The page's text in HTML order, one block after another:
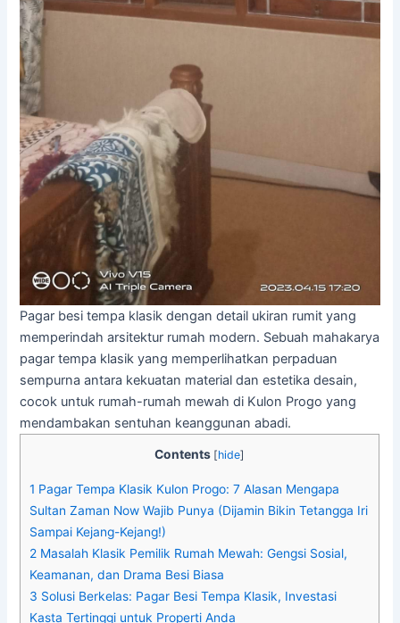
Pagar besi tempa klasik dengan detail ukiran rumit yang
memperindah arsitektur rumah modern. Sebuah mahakarya
pagar tempa klasik yang memperlihatkan perpaduan
sempurna antara kekuatan material dan estetika desain,
cocok untuk rumah-rumah mewah di Kulon Progo yang
mendambakan sentuhan keanggunan abadi.
Contents [hide]
1 Pagar Tempa Klasik Kulon Progo: 7 Alasan Mengapa
Sultan Zaman Now Wajib Punya (Dijamin Bikin Tetangga Iri
Sampai Kejang-Kejang!)
2 Masalah Klasik Pemilik Rumah Mewah: Gengsi Sosial,
Keamanan, dan Drama Besi Biasa
3 Solusi Berkelas: Pagar Besi Tempa Klasik, Investasi
Kasta Tertinggi untuk Properti Anda